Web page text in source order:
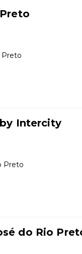
Preto
Intercity
Preto
do Rio